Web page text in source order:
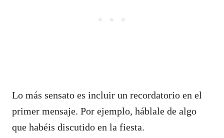
Lo más sensato es incluir un recordatorio en el
primer mensaje. Por ejemplo, háblale de algo
que habéis discutido en la fiesta.